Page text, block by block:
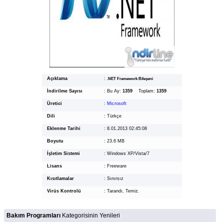
Açıklama : .NET Framework Bileşeni
İndirilme Sayısı : Bu Ay: 1359 Toplam: 1359
Üretici : Microsoft
Dili : Türkçe
Eklenme Tarihi : 8.01.2013 02:45:08
Boyutu : 23.6 MB
İşletim Sistemi : Windows XP/Vista/7
Lisans : Freeware
Kısıtlamalar : Sınırsız
Virüs Kontrolü : Tarandı, Temiz.
Bakım Programları Kategorisinin Yenileri